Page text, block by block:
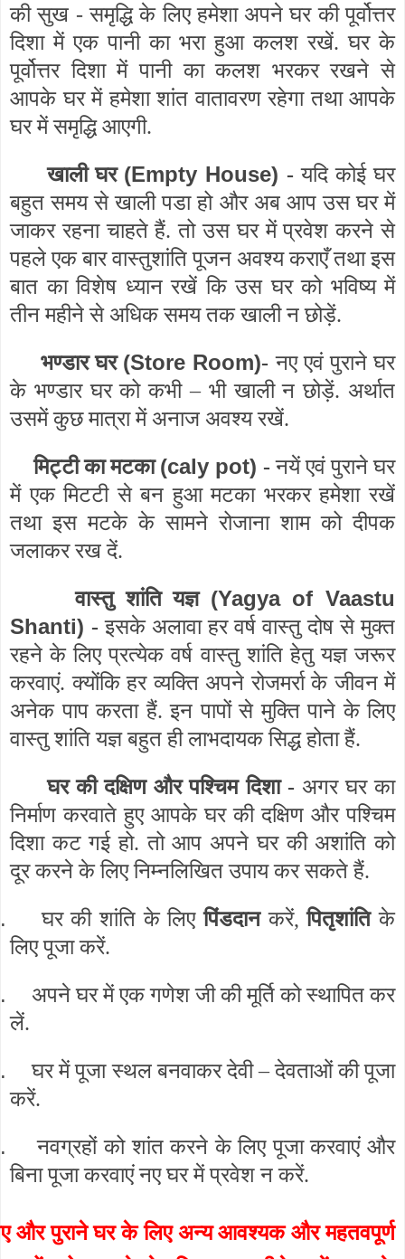
की सुख - समृद्धि के लिए हमेशा अपने घर की पूर्वोत्तर
दिशा में एक पानी का भरा हुआ कलश रखें. घर के
पूर्वोत्तर दिशा में पानी का कलश भरकर रखने से
आपके घर में हमेशा शांत वातावरण रहेगा तथा आपके
घर में समृद्धि आएगी.
खाली घर (Empty House) -यदि कोई घर
बहुत समय से खाली पडा हो और अब आप उस घर में
जाकर रहना चाहते हैं. तो उस घर में प्रवेश करने से
पहले एक बार वास्तुशांति पूजन अवश्य कराएँ तथा इस
बात का विशेष ध्यान रखें कि उस घर को भविष्य में
तीन महीने से अधिक समय तक खाली न छोड़ें.
भण्डार घर (Store Room)-नए एवं पुराने घर
के भण्डार घर को कभी – भी खाली न छोड़ें. अर्थात
उसमें कुछ मात्रा में अनाज अवश्य रखें.
मिट्टी का मटका(caly pot) -नयें एवं पुराने घर
में एक मिटटी से बन हुआ मटका भरकर हमेशा रखें
तथा इस मटके के सामने रोजाना शाम को दीपक
जलाकर रख दें.
वास्तु शांति यज्ञ (Yagya of Vaastu
Shanti) - इसके अलावा हर वर्ष वास्तु दोष से मुक्त
रहने के लिए प्रत्येक वर्ष वास्तु शांति हेतु यज्ञ जरूर
करवाएं. क्योंकि हर व्यक्ति अपने रोजमर्रा के जीवन में
अनेक पाप करता हैं. इन पापों से मुक्ति पाने के लिए
वास्तु शांति यज्ञ बहुत ही लाभदायक सिद्ध होता हैं.
घर की दक्षिण और पश्चिम दिशा - अगर घर का
निर्माण करवाते हुए आपके घर की दक्षिण और पश्चिम
दिशा कट गई हो. तो आप अपने घर की अशांति को
दूर करने के लिए निम्नलिखित उपाय कर सकते हैं.
घर की शांति के लिएपिंडदानकरें,पितृशांतिके
लिए पूजा करें.
अपने घर में एक गणेश जी की मूर्ति को स्थापित कर
लें.
घर में पूजा स्थल बनवाकर देवी – देवताओं की पूजा
करें.
नवग्रहों को शांत करने के लिए पूजा करवाएं और
बिना पूजा करवाएं नए घर में प्रवेश न करें.
और पुराने घर के लिए अन्य आवश्यक और महतवपूर्ण